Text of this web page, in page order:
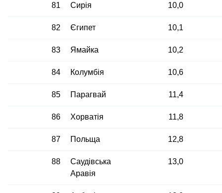
81 Сирія 10,0
82 Єгипет 10,1
83 Ямайка 10,2
84 Колумбія 10,6
85 Парагвай 11,4
86 Хорватія 11,8
87 Польща 12,8
88
Саудівська
Аравія
13,0